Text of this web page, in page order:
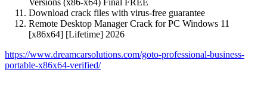
Versions (x86-x64) Final FREE
Download crack files with virus-free guarantee
Remote Desktop Manager Crack for PC Windows 11
[x86x64] [Lifetime] 2026
https://www.dreamcarsolutions.com/goto-professional-business-
portable-x86x64-verified/